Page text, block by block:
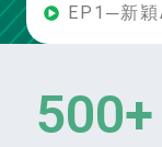
EP1─新
500+